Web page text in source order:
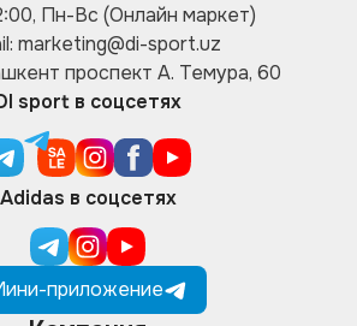
Пн-Вс (Онлайн маркет)
marketing@di-sport.uz
проспект А. Темура, 60
sport в соцсетях
Adidas в соцсетях
приложение